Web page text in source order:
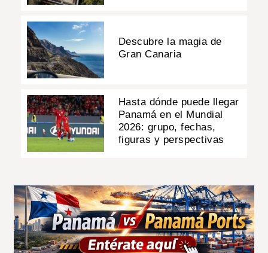
Descubre la magia de
Gran Canaria
Hasta dónde puede llegar
Panamá en el Mundial
2026: grupo, fechas,
figuras y perspectivas